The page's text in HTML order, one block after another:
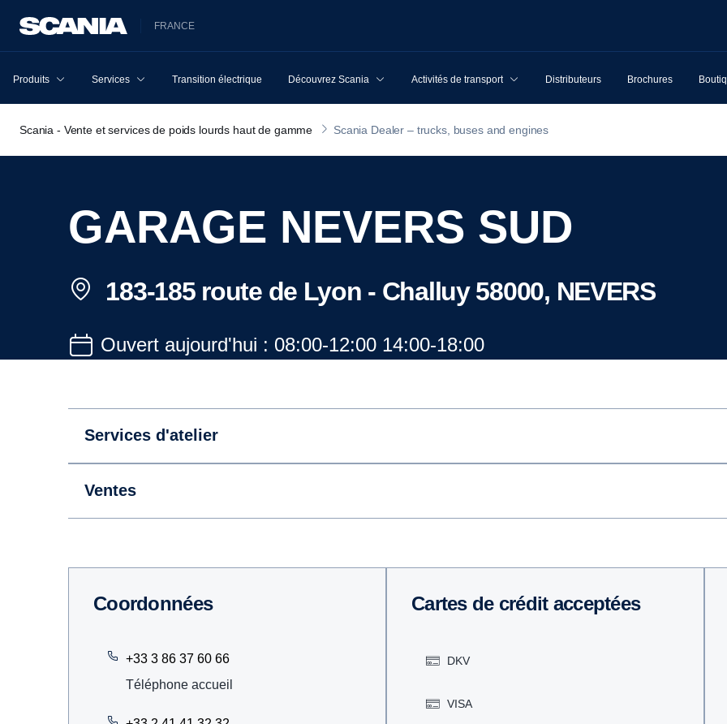
FRANCE
Produits Services Transition électrique Découvrez Scania Activités de transport Distributeurs Brochures
Scania - Vente et services de poids lourds haut de gamme Scania Dealer – trucks, buses and engines
GARAGE NEVERS SUD
183-185 route de Lyon - Challuy 58000, NEVERS
Ouvert aujourd'hui : 08:00-12:00 14:00-18:00
Services d'atelier
Ventes
Coordonnées
+33 3 86 37 60 66
Téléphone accueil
Cartes de crédit acceptées
DKV
VISA